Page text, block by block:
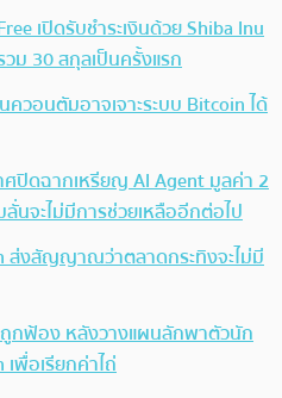
เปิดรับชำระเงินด้วย Shiba Inu
วม 30 สกุลเป็นครั้งแรก
ควอนตัมอาจเจาะระบบ Bitcoin ได้
ปิดฉากเหรียญ AI Agent มูลค่า 2
นจะไม่มีการช่วยเหลืออีกต่อไป
ส่งสัญญาณว่าตลาดกระทิงจะไม่มี
กฟ้อง หลังวางแผนลักพาตัวนัก
พื่อเรียกค่าไถ่